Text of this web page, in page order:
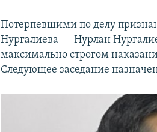
Потерпевшими по делу
Нургалиева — Нурлан
максимально строгом
Следующее заседание